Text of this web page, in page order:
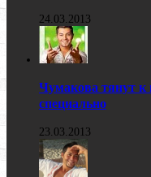
24.03.2013
Чумакова тянут к
специально
23.03.2013